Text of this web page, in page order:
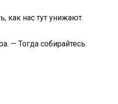
как нас тут унижают.
— Тогда собирайтесь.